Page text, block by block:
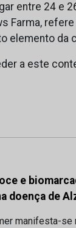
entre 24 e
Farma,
elemento da
a este
e
doença de
manifesta-se